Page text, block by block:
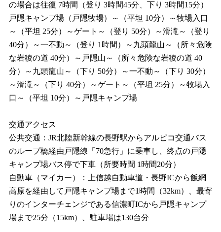
の場合は往復 7時間（登り 3時間45分、下り 3時間15分）
戸隠キャンプ場（戸隠牧場）～（平坦 10分）～牧場入口
～（平坦 25分）～ゲート～（登り 50分）～滑滝～（登り
40分）～一不動～（登り 1時間）～九頭龍山～（所々危険
な岩稜の道 40分）～戸隠山～（所々危険な岩稜の道 40
分）～九頭龍山～（下り 50分）～一不動～（下り 30分）
～滑滝～（下り 40分）～ゲート～（平坦 25分）～牧場入
口～（平坦 10分）～戸隠キャンプ場
交通アクセス
公共交通：JR北陸新幹線の長野駅からアルピコ交通バス
のループ橋経由戸隠線「70急行」に乗車し、終点の戸隠
キャンプ場バス停で下車（所要時間 1時間20分）
自動車（マイカー）：上信越自動車道・長野ICから飯網
高原を経由して戸隠キャンプ場まで1時間（32km）、最寄
りのインターチェンジである信濃町ICから戸隠キャンプ
場まで25分（15km）、駐車場は130台分